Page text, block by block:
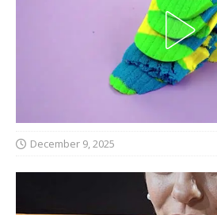
December 9, 2025